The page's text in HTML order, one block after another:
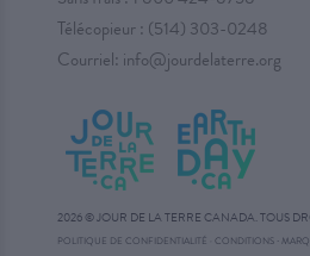
Télécopieur : (514) 303-0248
Courriel: info@jourdelaterre.org
2026 © JOUR DE LA TERRE CANADA. TOUS
POLITIQUE DE CONFIDENTIALITÉ CONDITIONS·